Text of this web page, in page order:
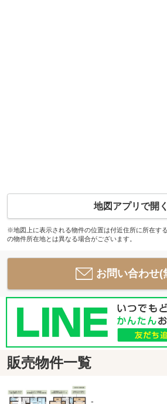
地図アプリで開く
※地図上に表示される物件の位置は付近住所に所在す
の物件所在地とは異なる場合がございます。
お問い合わせ(
販売物件一覧
-